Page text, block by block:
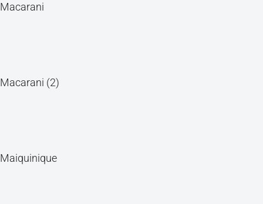
Macarani
Macarani (2)
Maiquinique